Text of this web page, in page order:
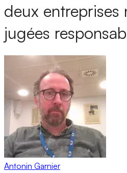
deux entreprises
jugées
Antonin Garnier